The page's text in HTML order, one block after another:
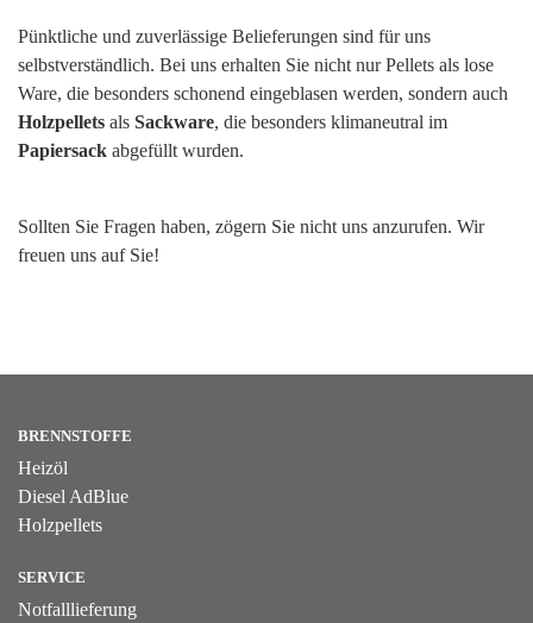
Pünktliche und zuverlässige Belieferungen sind für uns
selbstverständlich. Bei uns erhalten Sie nicht nur Pellets als lose
Ware, die besonders schonend eingeblasen werden, sondern auch
Holzpellets als Sackware, die besonders klimaneutral im
Papiersack abgefüllt wurden.
Sollten Sie Fragen haben, zögern Sie nicht uns anzurufen. Wir
freuen uns auf Sie!
BRENNSTOFFE
Heizöl
Diesel AdBlue
Holzpellets
SERVICE
Notfalllieferung